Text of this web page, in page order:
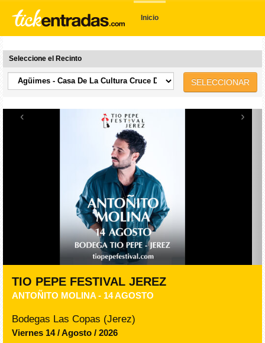
Inicio
Seleccione el Recinto
SELECCIONAR
‹ ›
TIO PEPE FESTIVAL JEREZ
ANTOÑITO MOLINA - 14 AGOSTO
Bodegas Las Copas (Jerez)
Viernes 14 / Agosto / 2026